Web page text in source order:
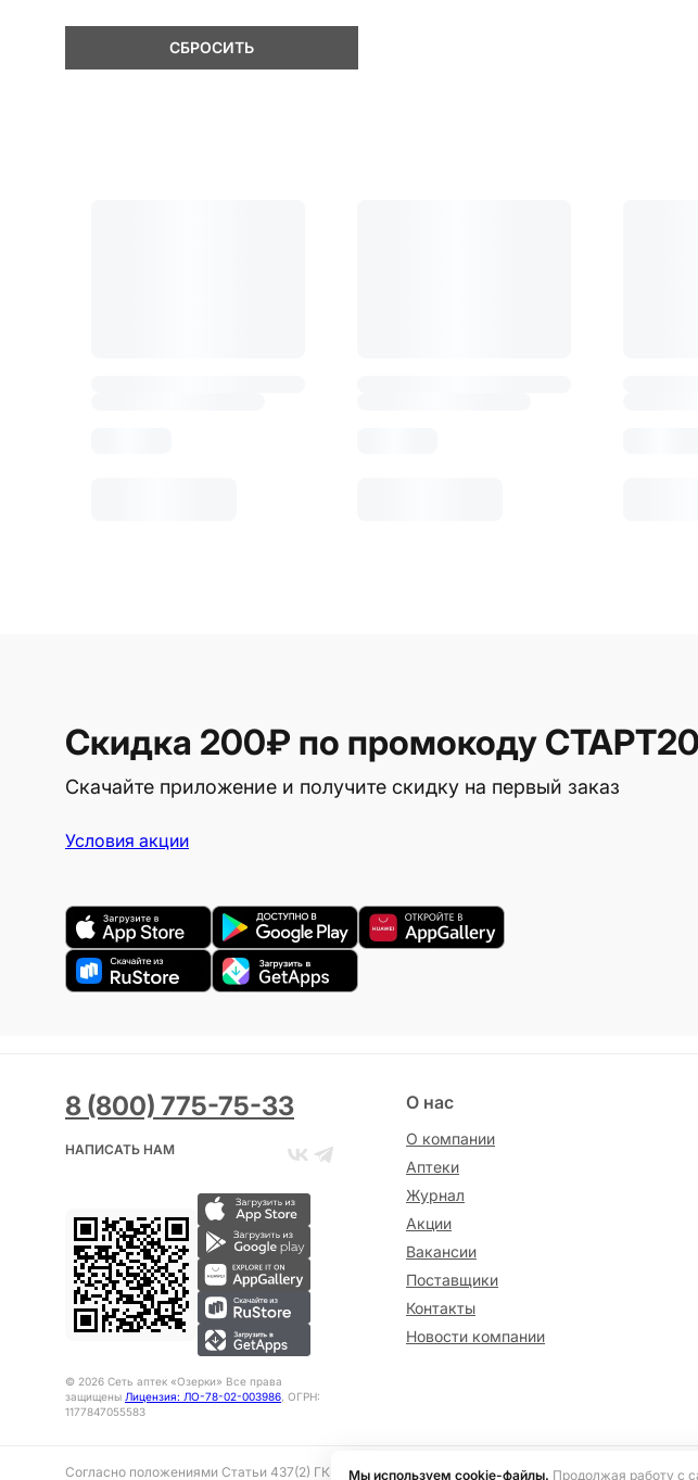
СБРОСИТЬ
Скидка 200₽ по промокоду
Скачайте приложение и получите скидку на первый заказ
Условия акции
8 (800) 775-75-33
НАПИСАТЬ НАМ
© 2026 Сеть аптек «Озерки» Все права
защищены Лицензия: ЛО-78-02-003986, ОГРН:
1177847055583
О нас
О компании
Аптеки
Журнал
Акции
Вакансии
Поставщики
Контакты
Новости компании
Согласно положениями Статьи 437(2) ГК РФ представленная на сайте информация носит
Мы используем cookie-файлы. Продолжая работу с